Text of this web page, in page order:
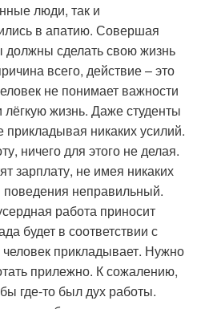
люди, так и
в апатию. Совершая
сделать свою жизнь
всего, действие – это
не понимает важности
лёгкую жизнь. Даже студенты
прикладывая никаких усилий.
ничего для этого не делая.
зарплату, не имея никаких
поведения неправильный.
работа приносит
будет в соответствии с
прикладывает. Нужно
прилежно. К сожалению,
где-то был дух работы.